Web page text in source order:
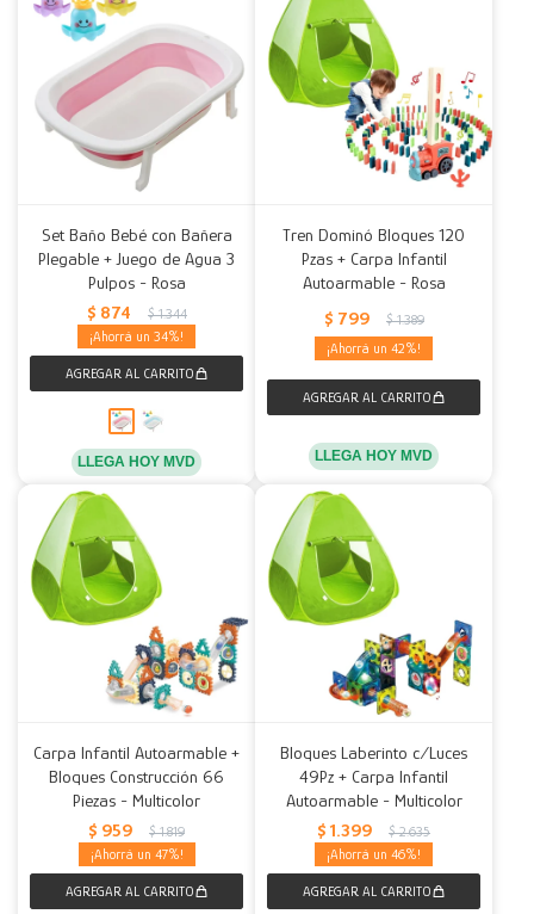
Set Baño Bebé con Bañera
Plegable + Juego de Agua 3
Pulpos - Rosa
$ 874 $ 1.344
34
LLEGA HOY MVD
Tren Dominó Bloques 120
Pzas + Carpa Infantil
Autoarmable - Rosa
$ 799 $ 1.389
42
LLEGA HOY MVD
Carpa Infantil Autoarmable +
Bloques Construcción 66
Piezas - Multicolor
$ 959 $ 1.819
47
Bloques Laberinto c/Luces
49Pz + Carpa Infantil
Autoarmable - Multicolor
$ 1.399 $ 2.635
46